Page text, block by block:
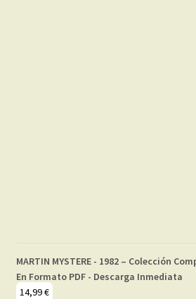
MARTIN MYSTERE - 1982 – Colección
En Formato PDF - Descarga Inmediata
14,99€